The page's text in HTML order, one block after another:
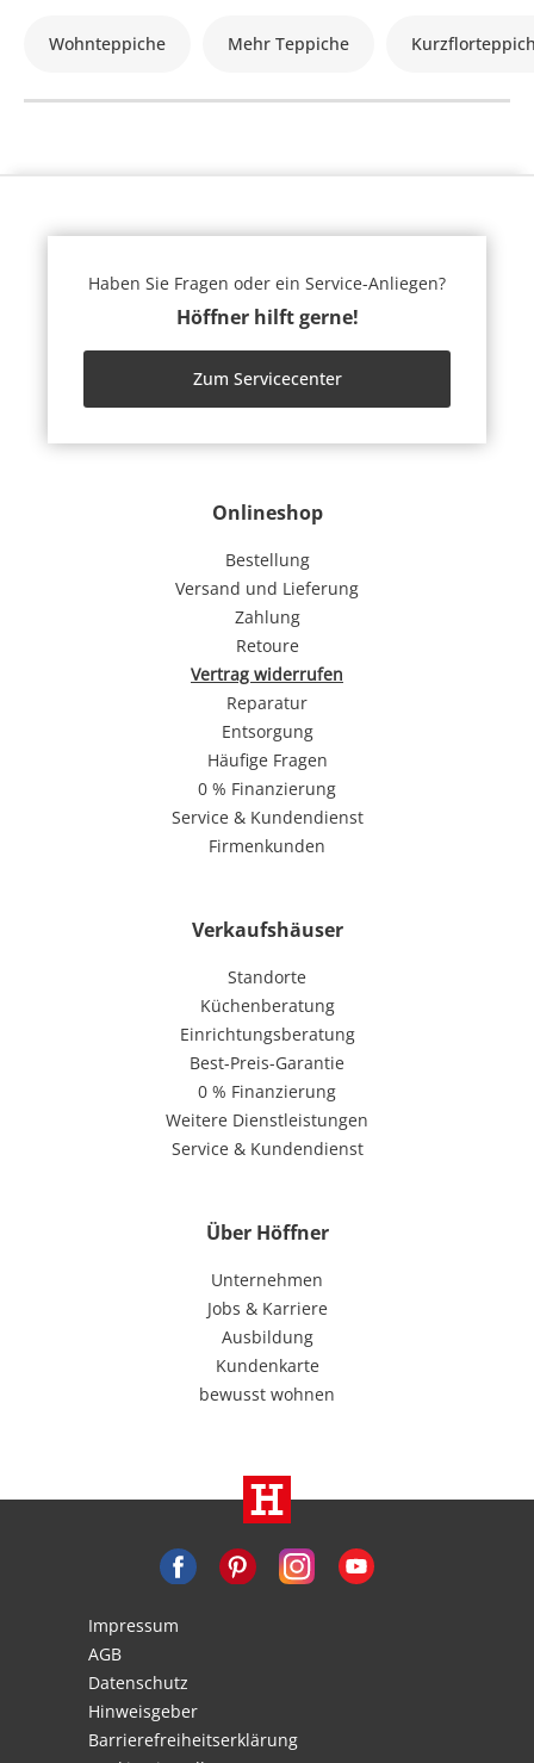
Wohnteppiche Mehr Teppiche
Onlineshop
Bestellung
Versand und Lieferung
Zahlung
Retoure
Vertrag widerrufen
Reparatur
Entsorgung
Häufige Fragen
0 % Finanzierung
Service & Kundendienst
Firmenkunden
Verkaufshäuser
Standorte
Küchenberatung
Einrichtungsberatung
Best-Preis-Garantie
0 % Finanzierung
Weitere Dienstleistungen
Service & Kundendienst
Über Höffner
Unternehmen
Jobs & Karriere
Ausbildung
Kundenkarte
bewusst wohnen
Haben Sie Fragen oder ein Service-Anliegen?
Höffner hilft gerne!
Zum Servicecenter
Impressum
AGB
Datenschutz
Hinweisgeber
Barrierefreiheitserklärung